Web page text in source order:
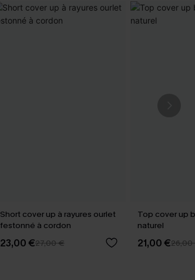
Short cover up à rayures ourlet
festonné à cordon
23,00 €27,00 €
Top cover up
naturel
21,00 €